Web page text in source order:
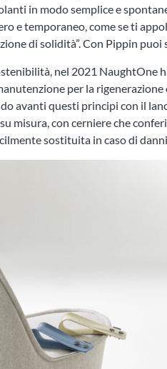
in modo semplice e
e temporaneo, come se ti
di solidità”. Con Pippin
nel 2021 NaughtOne
per la
avanti questi principi con il
misura, con cerniere che
sostituita in caso di